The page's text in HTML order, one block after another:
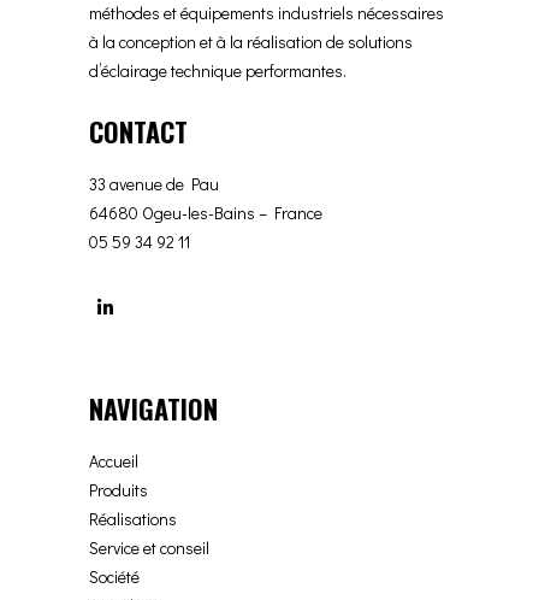
méthodes et équipements industriels nécessaires
à la conception et à la réalisation de solutions
d’éclairage technique performantes.
CONTACT
33 avenue de Pau
64680 Ogeu-les-Bains – France
05 59 34 92 11
NAVIGATION
Accueil
Produits
Réalisations
Service et conseil
Société